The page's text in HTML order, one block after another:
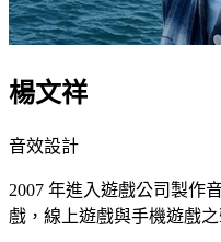
楊文祥
音效設計
2007 年進入遊戲公司製作
戲，線上遊戲與手機遊戲